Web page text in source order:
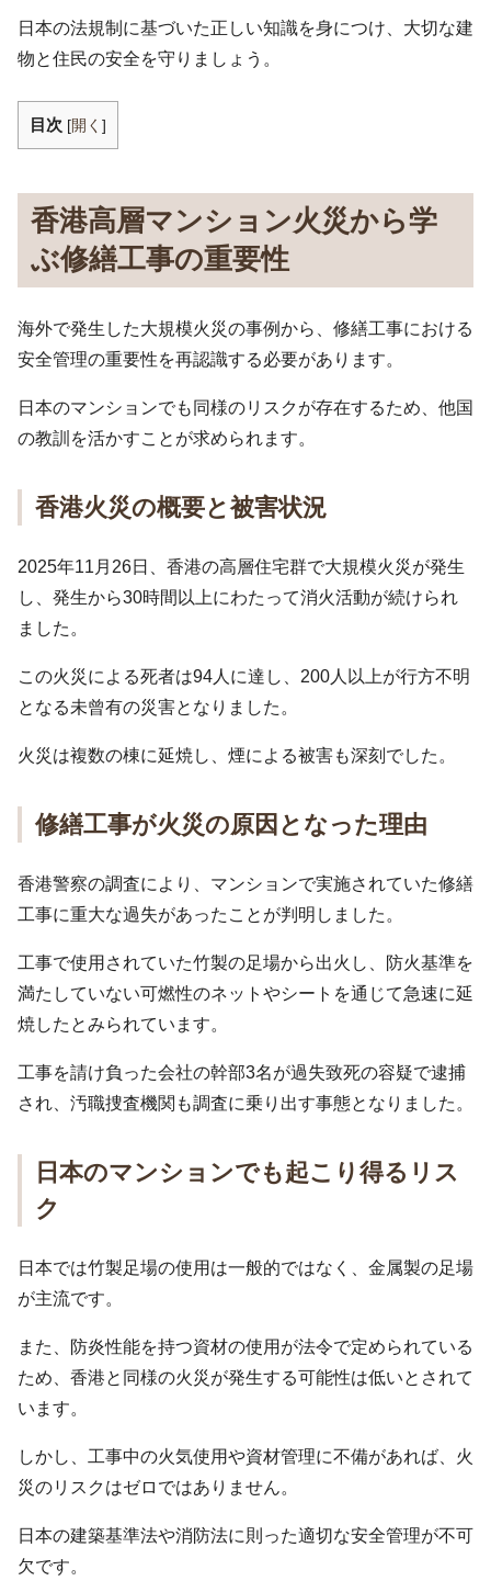
日本の法規制に基づいた正しい知識を身につけ、大切な建
物と住民の安全を守りましょう。
目次 [開く ]
香港高層マンション火災から学
ぶ修繕工事の重要性
海外で発生した大規模火災の事例から、修繕工事における
安全管理の重要性を再認識する必要があります。
日本のマンションでも同様のリスクが存在するため、他国
の教訓を活かすことが求められます。
香港火災の概要と被害状況
2025年11月26日、香港の高層住宅群で大規模火災が発生
し、発生から30時間以上にわたって消火活動が続けられ
ました。
この火災による死者は94人に達し、200人以上が行方不明
となる未曾有の災害となりました。
火災は複数の棟に延焼し、煙による被害も深刻でした。
修繕工事が火災の原因となった理由
香港警察の調査により、マンションで実施されていた修繕
工事に重大な過失があったことが判明しました。
工事で使用されていた竹製の足場から出火し、防火基準を
満たしていない可燃性のネットやシートを通じて急速に延
焼したとみられています。
工事を請け負った会社の幹部3名が過失致死の容疑で逮捕
され、汚職捜査機関も調査に乗り出す事態となりました。
日本のマンションでも起こり得るリス
ク
日本では竹製足場の使用は一般的ではなく、金属製の足場
が主流です。
また、防炎性能を持つ資材の使用が法令で定められている
ため、香港と同様の火災が発生する可能性は低いとされて
います。
しかし、工事中の火気使用や資材管理に不備があれば、火
災のリスクはゼロではありません。
日本の建築基準法や消防法に則った適切な安全管理が不可
欠です。